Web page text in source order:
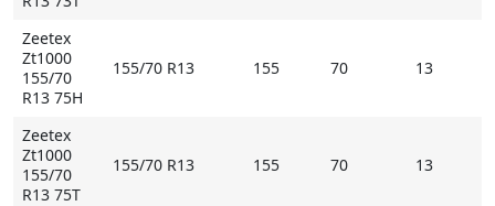
Zeetex
Zt1000
155/70
R13 75H
155/70 R13 155 70 13
Zeetex
Zt1000
155/70
R13 75T
155/70 R13 155 70 13